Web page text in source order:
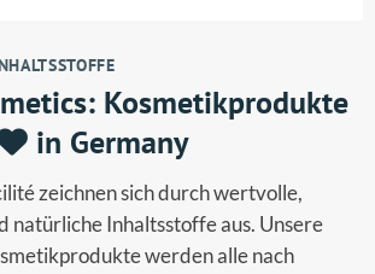
Kosmetikprodukte
in Germany
zeichnen sich durch wertvolle,
natürliche Inhaltsstoffe aus. Unsere
werden alle nach